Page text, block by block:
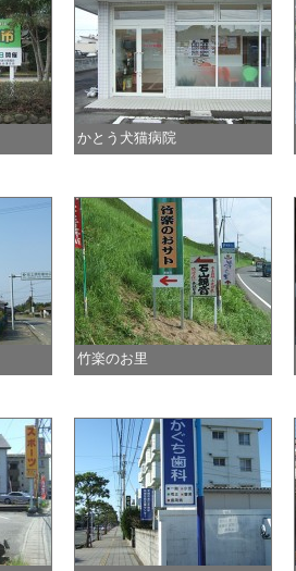
かとう犬猫病院
竹楽のお里